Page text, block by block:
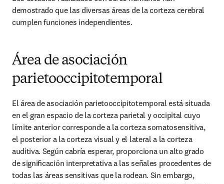
demostrado que las diversas áreas de la corteza cerebral
cumplen funciones independientes.
Área de asociación
parietooccipitotemporal
El área de asociación parietooccipitotemporal está situada
en el gran espacio de la corteza parietal y occipital cuyo
límite anterior corresponde a la corteza somatosensitiva,
el posterior a la corteza visual y el lateral a la corteza
auditiva. Según cabría esperar, proporciona un alto grado
de signiﬁcación interpretativa a las señales procedentes de
todas las áreas sensitivas que la rodean. Sin embargo,